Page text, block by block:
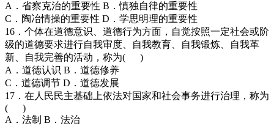
A．省察克治的重要性 B．慎独自律的重要性
C．陶冶情操的重要性 D．学思明理的重要性
16．个体在道德意识、道德行为方面，自觉按照一定社会或阶
级的道德要求进行自我审度、自我教育、自我锻炼、自我革
新、自我完善的活动，称为( )
A．道德认识 B．道德修养
C．道德调节 D．道德发展
17．在人民民主基础上依法对国家和社会事务进行治理，称为
( )
A．法制 B．法治